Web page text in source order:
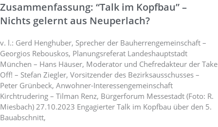
Zusammenfassung: “Talk im Kopfbau” –
Nichts gelernt aus Neuperlach?
v. l.: Gerd Henghuber, Sprecher der Bauherrengemeinschaft –
Georgios Rebouskos, Planungsreferat Landeshauptstadt
München – Hans Häuser, Moderator und Chefredakteur der Take
Off! – Stefan Ziegler, Vorsitzender des Bezirksausschusses –
Peter Grünbeck, Anwohner-Interessengemeinschaft
Kirchtrudering – Tilman Renz, Bürgerforum Messestadt (Foto: R.
Miesbach) 27.10.2023 Engagierter Talk im Kopfbau über den 5.
Bauabschnitt,